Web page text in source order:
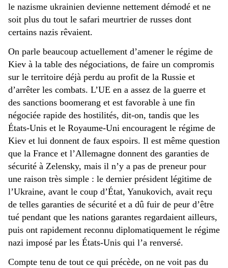
le nazisme ukrainien devienne nettement démodé et ne
soit plus du tout le safari meurtrier de russes dont
certains nazis rêvaient.
On parle beaucoup actuellement d’amener le régime de
Kiev à la table des négociations, de faire un compromis
sur le territoire déjà perdu au profit de la Russie et
d’arrêter les combats. L’UE en a assez de la guerre et
des sanctions boomerang et est favorable à une fin
négociée rapide des hostilités, dit-on, tandis que les
États-Unis et le Royaume-Uni encouragent le régime de
Kiev et lui donnent de faux espoirs. Il est même question
que la France et l’Allemagne donnent des garanties de
sécurité à Zelensky, mais il n’y a pas de preneur pour
une raison très simple : le dernier président légitime de
l’Ukraine, avant le coup d’État, Yanukovich, avait reçu
de telles garanties de sécurité et a dû fuir de peur d’être
tué pendant que les nations garantes regardaient ailleurs,
puis ont rapidement reconnu diplomatiquement le régime
nazi imposé par les États-Unis qui l’a renversé.
Compte tenu de tout ce qui précède, on ne voit pas du